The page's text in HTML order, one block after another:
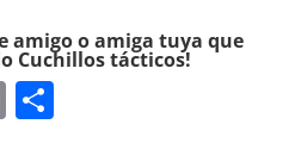
amigo o amiga tuya que
Cuchillos tácticos!
E S